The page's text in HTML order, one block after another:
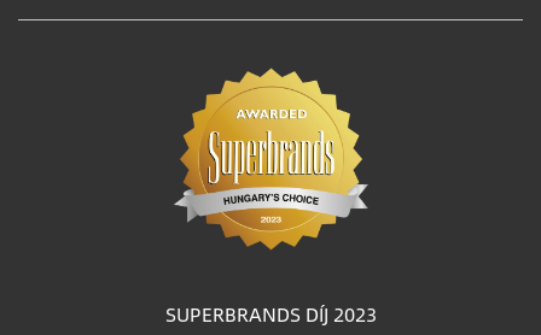
SUPERBRANDS DÍJ 2023